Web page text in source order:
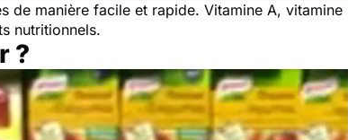
de manière facile et rapide. Vitamine A, vitamine
nutritionnels.
?